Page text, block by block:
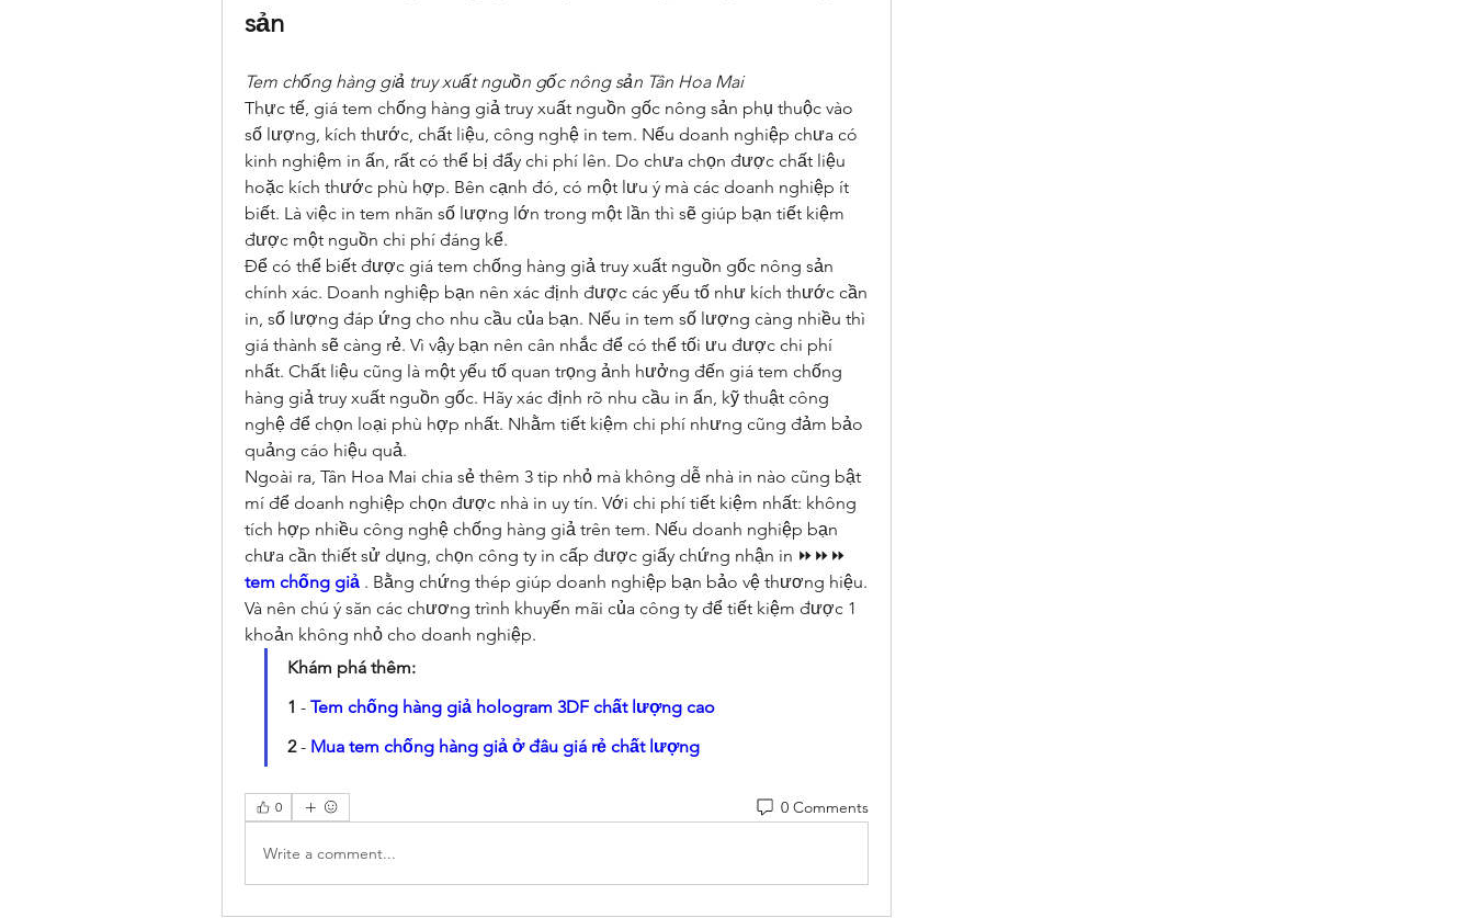
sản
Tem chống hàng giả truy xuất nguồn gốc nông sản Tân Hoa Mai
Thực tế, giá tem chống hàng giả truy xuất nguồn gốc nông sản phụ thuộc vào
số lượng, kích thước, chất liệu, công nghệ in tem. Nếu doanh nghiệp chưa có
kinh nghiệm in ấn, rất có thể bị đẩy chi phí lên. Do chưa chọn được chất liệu
hoặc kích thước phù hợp. Bên cạnh đó, có một lưu ý mà các doanh nghiệp ít
biết. Là việc in tem nhãn số lượng lớn trong một lần thì sẽ giúp bạn tiết kiệm
được một nguồn chi phí đáng kể.
Để có thể biết được giá tem chống hàng giả truy xuất nguồn gốc nông sản
chính xác. Doanh nghiệp bạn nên xác định được các yếu tố như kích thước cần
in, số lượng đáp ứng cho nhu cầu của bạn. Nếu in tem số lượng càng nhiều thì
giá thành sẽ càng rẻ. Vì vậy bạn nên cân nhắc để có thể tối ưu được chi phí
nhất. Chất liệu cũng là một yếu tố quan trọng ảnh hưởng đến giá tem chống
hàng giả truy xuất nguồn gốc. Hãy xác định rõ nhu cầu in ấn, kỹ thuật công
nghệ để chọn loại phù hợp nhất. Nhằm tiết kiệm chi phí nhưng cũng đảm bảo
quảng cáo hiệu quả.
Ngoài ra, Tân Hoa Mai chia sẻ thêm 3 tip nhỏ mà không dễ nhà in nào cũng bật
mí để doanh nghiệp chọn được nhà in uy tín. Với chi phí tiết kiệm nhất: không
tích hợp nhiều công nghệ chống hàng giả trên tem. Nếu doanh nghiệp bạn
tem chống giả . Bằng chứng thép giúp doanh nghiệp bạn bảo vệ thương hiệu.
Và nên chú ý săn các chương trình khuyến mãi của công ty để tiết kiệm được 1
khoản không nhỏ cho doanh nghiệp.
Khám phá thêm:
1 - Tem chống hàng giả hologram 3DF chất lượng cao
2 - Mua tem chống hàng giả ở đâu giá rẻ chất lượng
0 0 Comments
Write a comment...